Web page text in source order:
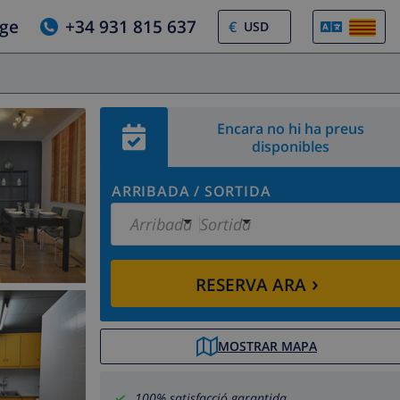
+34 931 815 637 €
Encara no hi ha preus
disponibles
ARRIBADA / SORTIDA
Arribada Sortida
RESERVA ARA›
MOSTRAR MAPA